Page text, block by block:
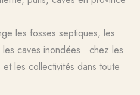
les fosses septiques, les
caves inondées.. chez les
les collectivités dans toute